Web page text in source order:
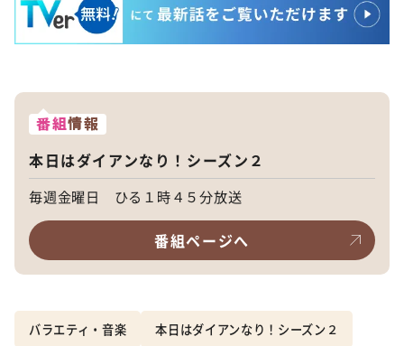
番組情報
本日はダイアンなり！シーズン２
毎週金曜日 ひる１時４５分放送
番組ページへ
バラエティ・音楽 本日はダイアンなり！シーズン２